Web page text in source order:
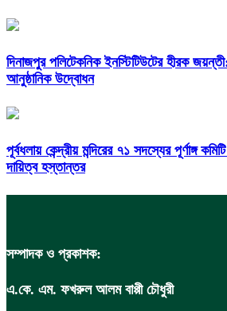
দিনাজপুর পলিটেকনিক ইনস্টিটিউটের হীরক
আনুষ্ঠানিক উদ্বোধন
পূর্বধলায় কেন্দ্রীয় মন্দিরের ৭১ সদস্যের পূর্ণাঙ্গ
দায়িত্ব হস্তান্তর
সম্পাদক ও প্রকাশক:
এ.কে. এম. ফখরুল আলম বাপ্পী চৌধুরী